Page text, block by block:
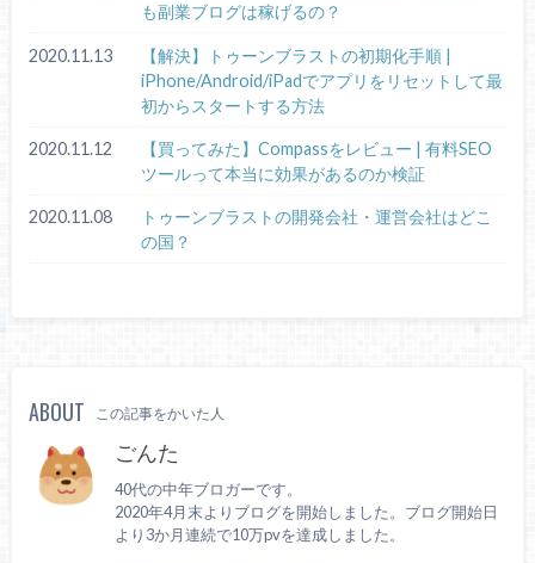
も副業ブログは稼げるの？
2020.11.13
【解決】トゥーンブラストの初期化手順 |
iPhone/Android/iPadでアプリをリセットして最
初からスタートする方法
2020.11.12
【買ってみた】Compassをレビュー | 有料SEO
ツールって本当に効果があるのか検証
2020.11.08
トゥーンブラストの開発会社・運営会社はどこ
の国？
ABOUT この記事をかいた人
ごんた
40代の中年ブロガーです。
2020年4月末よりブログを開始しました。ブログ開始日
より3か月連続で10万pvを達成しました。